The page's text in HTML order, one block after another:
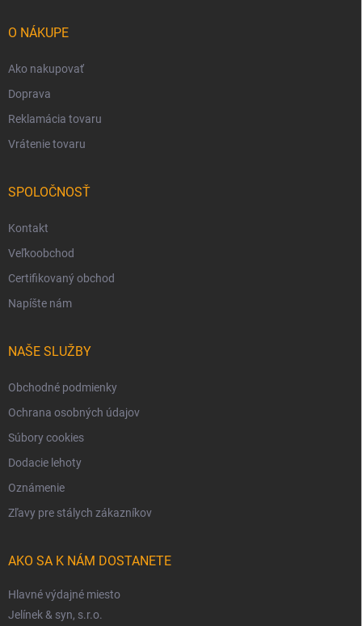
O NÁKUPE
Ako nakupovať
Doprava
Reklamácia tovaru
Vrátenie tovaru
SPOLOČNOSŤ
Kontakt
Veľkoobchod
Certifikovaný obchod
Napíšte nám
NAŠE SLUŽBY
Obchodné podmienky
Ochrana osobných údajov
Súbory cookies
Dodacie lehoty
Oznámenie
Zľavy pre stálych zákazníkov
AKO SA K NÁM DOSTANETE
Hlavné výdajné miesto
Jelínek & syn, s.r.o.